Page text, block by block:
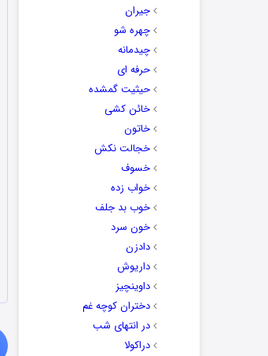
جیران
چهره شو
چیدمانه
حرفه ای
حیثیت گمشده
خائن کشی
خاتون
خجالت نکش
خسوف
خواب زده
خوب بد جلف
خون سرد
دادزن
داریوش
داوینچیز
دختران کوچه غم
در انتهای شب
دراکولا